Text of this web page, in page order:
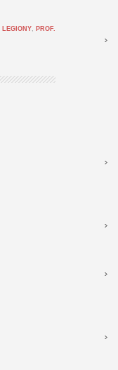
LEGIONY, PROF.